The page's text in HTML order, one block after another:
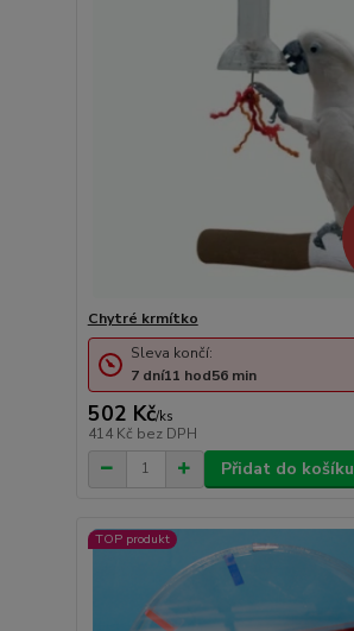
Chytré krmítko
502 Kč/ks
414 Kč bez DPH
Sleva končí:
7 dní11 hod56 min
Přidat do košíku
TOP produkt